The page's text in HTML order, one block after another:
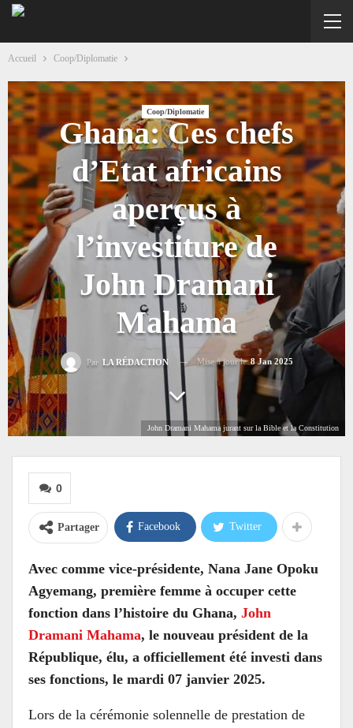
Accueil Coop/Diplomatie
Coop/Diplomatie
Ghana: Ces chefs
d’Etat africains
aperçus à
l’investiture de
John Dramani
Mahama
Par LA RÉDACTION Mise à jour le8 Jan 2025
John Dramani Mahama jurant sur la Bible et la Constitution
0
Partager Facebook Twitter
Avec comme vice-présidente, Nana Jane Opoku
Agyemang, première femme à occuper cette
fonction dans l’histoire du Ghana, John
Dramani Mahama, le nouveau président de la
République, élu, a officiellement été investi dans
ses fonctions, le mardi 07 janvier 2025.
Lors de la cérémonie solennelle de prestation de